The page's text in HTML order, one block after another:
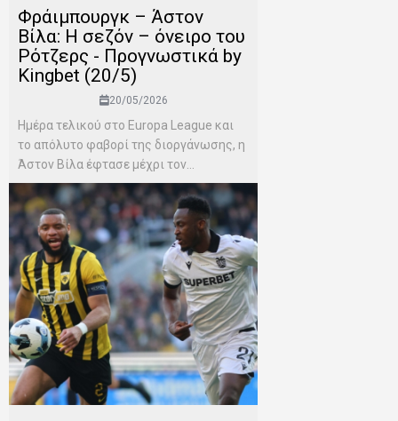
Φράιμπουργκ – Άστον
Βίλα: Η σεζόν – όνειρο του
Ρότζερς - Προγνωστικά by
Kingbet (20/5)
20/05/2026
Ημέρα τελικού στο Europa League και
το απόλυτο φαβορί της διοργάνωσης, η
Άστον Βίλα έφτασε μέχρι τον...